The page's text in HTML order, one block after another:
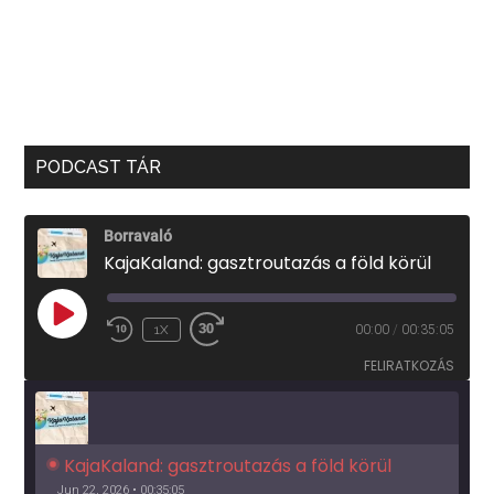
PODCAST TÁR
Borravaló
KajaKaland: gasztroutazás a föld körül
PLAY
EPISODE
1X 00:00 / 00:35:05
FELIRATKOZÁS
KajaKaland: gasztroutazás a föld körül
Jun 22, 2026 • 00:35:05